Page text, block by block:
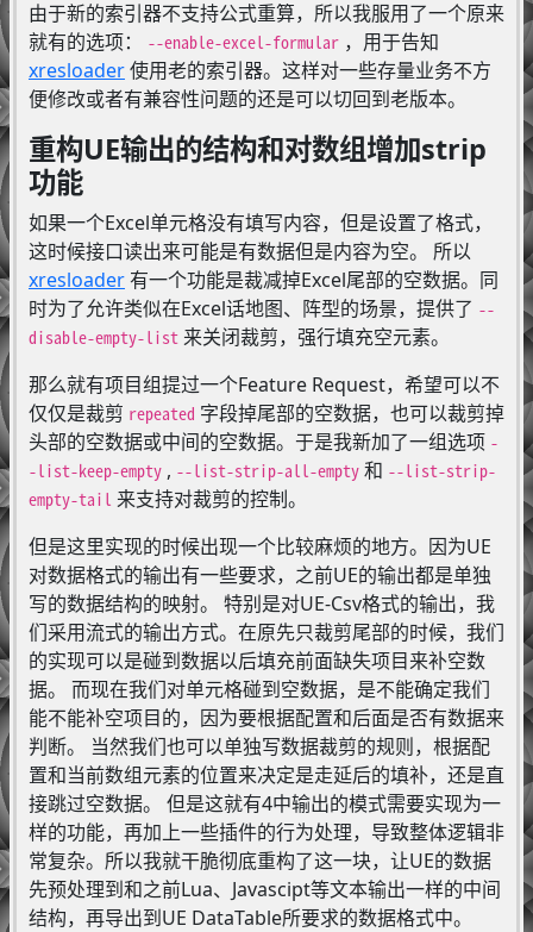
由于新的索引器不支持公式重算，所以我服用了一个原来
就有的选项：
--enable-excel-formular，用于告知
xresloader使用老的索引器。这样对一些存量业务不方
便修改或者有兼容性问题的还是可以切回到老版本。
重构UE输出的结构和对数组增加strip
功能
如果一个Excel单元格没有填写内容，但是设置了格式，
这时候接口读出来可能是有数据但是内容为空。 所以
xresloader有一个功能是裁减掉Excel尾部的空数据。同
时为了允许类似在Excel话地图、阵型的场景，提供了 --
disable-empty-list来关闭裁剪，强行填充空元素。
那么就有项目组提过一个Feature Request，希望可以不
仅仅是裁剪 repeated 字段掉尾部的空数据，也可以裁剪掉
头部的空数据或中间的空数据。于是我新加了一组选项 -
-list-keep-empty, --list-strip-all-empty和 --list-strip-
empty-tail 来支持对裁剪的控制。
但是这里实现的时候出现一个比较麻烦的地方。因为UE
对数据格式的输出有一些要求，之前UE的输出都是单独
写的数据结构的映射。 特别是对UE-Csv格式的输出，我
们采用流式的输出方式。在原先只裁剪尾部的时候，我们
的实现可以是碰到数据以后填充前面缺失项目来补空数
据。 而现在我们对单元格碰到空数据，是不能确定我们
能不能补空项目的，因为要根据配置和后面是否有数据来
判断。 当然我们也可以单独写数据裁剪的规则，根据配
置和当前数组元素的位置来决定是走延后的填补，还是直
接跳过空数据。 但是这就有4中输出的模式需要实现为一
样的功能，再加上一些插件的行为处理，导致整体逻辑非
常复杂。所以我就干脆彻底重构了这一块，让UE的数据
先预处理到和之前Lua、Javascipt等文本输出一样的中间
结构，再导出到UE DataTable所要求的数据格式中。